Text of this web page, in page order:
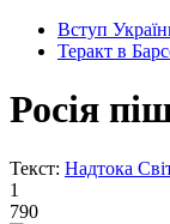
Вступ
Теракт в
Росія
Текст: Надтока
1
790